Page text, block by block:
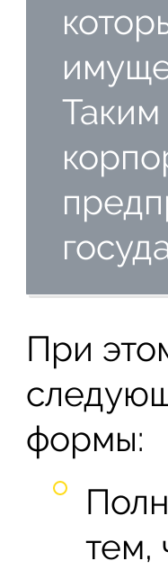
При
формы:
тем,